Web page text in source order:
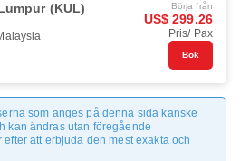
(KUL) Börja från
US$ 299.26
Pris/ Pax
Bok
som anges på denna sida kanske
kan ändras utan föregående
att erbjuda den mest exakta och